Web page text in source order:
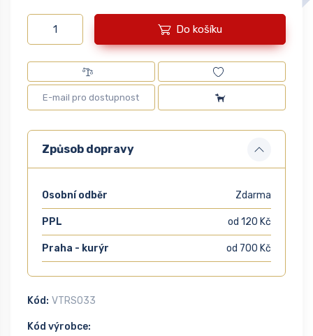
Do košíku
Způsob dopravy
Osobní odběr Zdarma
PPL od 120 Kč
Praha - kurýr od 700 Kč
Kód: VTRS033
Kód výrobce: